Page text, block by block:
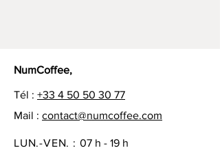
NumCoffee,
Tél : +33 4 50 50 30 77
Mail : contact@numcoffee.com
LUN.-VEN. : 07 h - 19 h